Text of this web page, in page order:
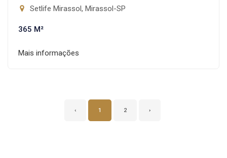
Setlife Mirassol, Mirassol-SP
365 M²
Mais informações
‹ 1 2 ›